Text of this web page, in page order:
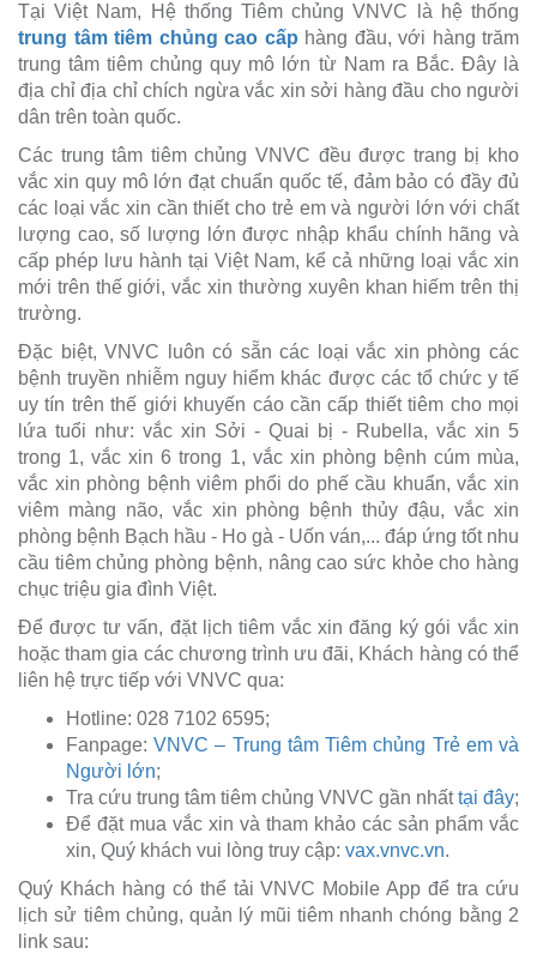
Tại Việt Nam, Hệ thống Tiêm chủng VNVC là hệ thống
trung tâm tiêm chủng cao cấp hàng đầu, với hàng trăm
trung tâm tiêm chủng quy mô lớn từ Nam ra Bắc. Đây là
địa chỉ địa chỉ chích ngừa vắc xin sởi hàng đầu cho người
dân trên toàn quốc.
Các trung tâm tiêm chủng VNVC đều được trang bị kho
vắc xin quy mô lớn đạt chuẩn quốc tế, đảm bảo có đầy đủ
các loại vắc xin cần thiết cho trẻ em và người lớn với chất
lượng cao, số lượng lớn được nhập khẩu chính hãng và
cấp phép lưu hành tại Việt Nam, kể cả những loại vắc xin
mới trên thế giới, vắc xin thường xuyên khan hiếm trên thị
trường.
Đặc biệt, VNVC luôn có sẵn các loại vắc xin phòng các
bệnh truyền nhiễm nguy hiểm khác được các tổ chức y tế
uy tín trên thế giới khuyến cáo cần cấp thiết tiêm cho mọi
lứa tuổi như: vắc xin Sởi - Quai bị - Rubella, vắc xin 5
trong 1, vắc xin 6 trong 1, vắc xin phòng bệnh cúm mùa,
vắc xin phòng bệnh viêm phổi do phế cầu khuẩn, vắc xin
viêm màng não, vắc xin phòng bệnh thủy đậu, vắc xin
phòng bệnh Bạch hầu - Ho gà - Uốn ván,... đáp ứng tốt nhu
cầu tiêm chủng phòng bệnh, nâng cao sức khỏe cho hàng
chục triệu gia đình Việt.
Để được tư vấn, đặt lịch tiêm vắc xin đăng ký gói vắc xin
hoặc tham gia các chương trình ưu đãi, Khách hàng có thể
liên hệ trực tiếp với VNVC qua:
Hotline: 028 7102 6595;
Fanpage:VNVC – Trung tâm Tiêm chủng Trẻ em và
Người lớn;
Tra cứu trung tâm tiêm chủng VNVC gần nhấttại đây;
Để đặt mua vắc xin và tham khảo các sản phẩm vắc
xin, Quý khách vui lòng truy cập: vax.vnvc.vn.
Quý Khách hàng có thể tải VNVC Mobile App để tra cứu
lịch sử tiêm chủng, quản lý mũi tiêm nhanh chóng bằng 2
link sau: